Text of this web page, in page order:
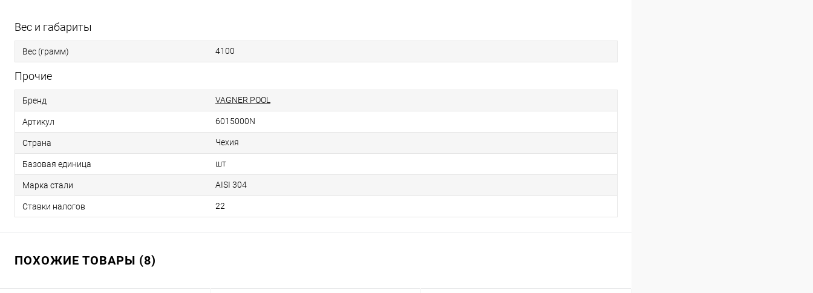
Вес и габариты
Вес (грамм) 4100
Прочие
Бренд VAGNER POOL
Артикул 6015000N
Страна Чехия
Базовая единица шт
Марка стали AISI 304
Ставки налогов 22
ПОХОЖИЕ ТОВАРЫ (8)